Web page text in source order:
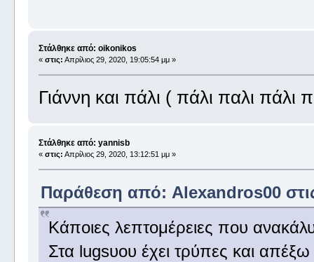
Στάλθηκε από: oikonikos
« στις: Απρίλιος 29, 2020, 19:05:54 μμ »
Γιάννη και πάλι ( πάλι παλι πάλι
Στάλθηκε από: yannisb
« στις: Απρίλιος 29, 2020, 13:12:51 μμ »
Παράθεση από: Alexandros00
Κάποιες λεπτομέρειες που
Στα lugsυου έχει τρύπες και απέξω